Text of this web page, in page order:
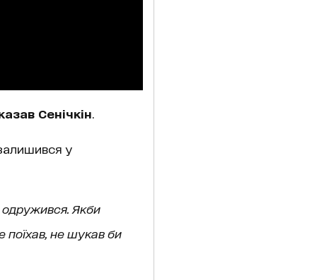
Сенічкін
у
одружився. Якби
поїхав, не шукав би